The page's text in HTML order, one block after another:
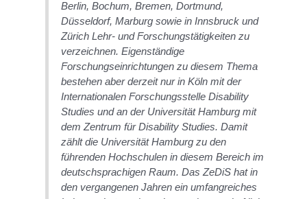
Berlin, Bochum, Bremen, Dortmund,
Düsseldorf, Marburg sowie in Innsbruck und
Zürich Lehr- und Forschungstätigkeiten zu
verzeichnen. Eigenständige
Forschungseinrichtungen zu diesem Thema
bestehen aber derzeit nur in Köln mit der
Internationalen Forschungsstelle Disability
Studies und an der Universität Hamburg mit
dem Zentrum für Disability Studies. Damit
zählt die Universität Hamburg zu den
führenden Hochschulen in diesem Bereich im
deutschsprachigen Raum. Das ZeDiS hat in
den vergangenen Jahren ein umfangreiches